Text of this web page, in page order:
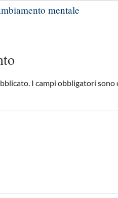
mentale
I campi obbligatori sono